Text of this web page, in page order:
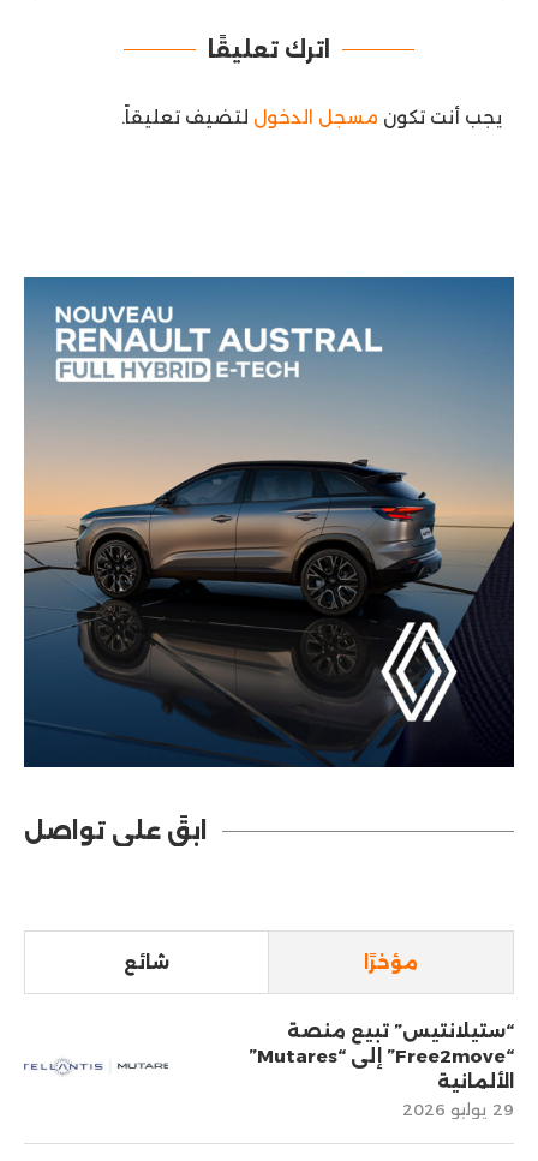
اترك تعليقًا
يجب أنت تكون مسجل الدخول لتضيف تعليقاً.
ابقَ على تواصل
مؤخرًا شائع
“ستيلانتيس” تبيع منصة
“Free2move” إلى “Mutares”
الألمانية
29 يوليو 2026